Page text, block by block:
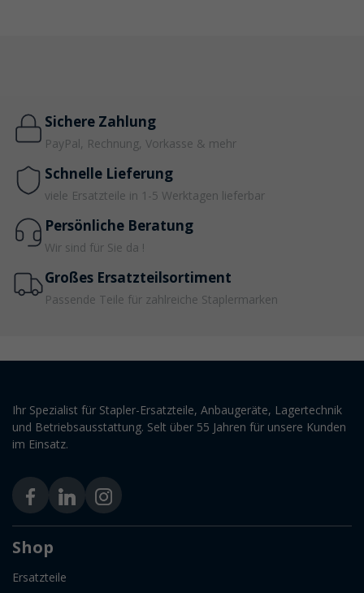
Sichere Zahlung
PayPal, Rechnung, Vorkasse & mehr
Schnelle Lieferung
viele Ersatzteile in 1-5 Werktagen lieferbar
Persönliche Beratung
Wir sind für Sie da !
Großes Ersatzteilsortiment
Passende Teile für zahlreiche Staplermarken
Ihr Spezialist für Stapler-Ersatzteile, Anbaugeräte, Lagertechnik
und Betriebsausstattung. Selt über 55 Jahren für unsere Kunden
im Einsatz.
Shop
Ersatzteile